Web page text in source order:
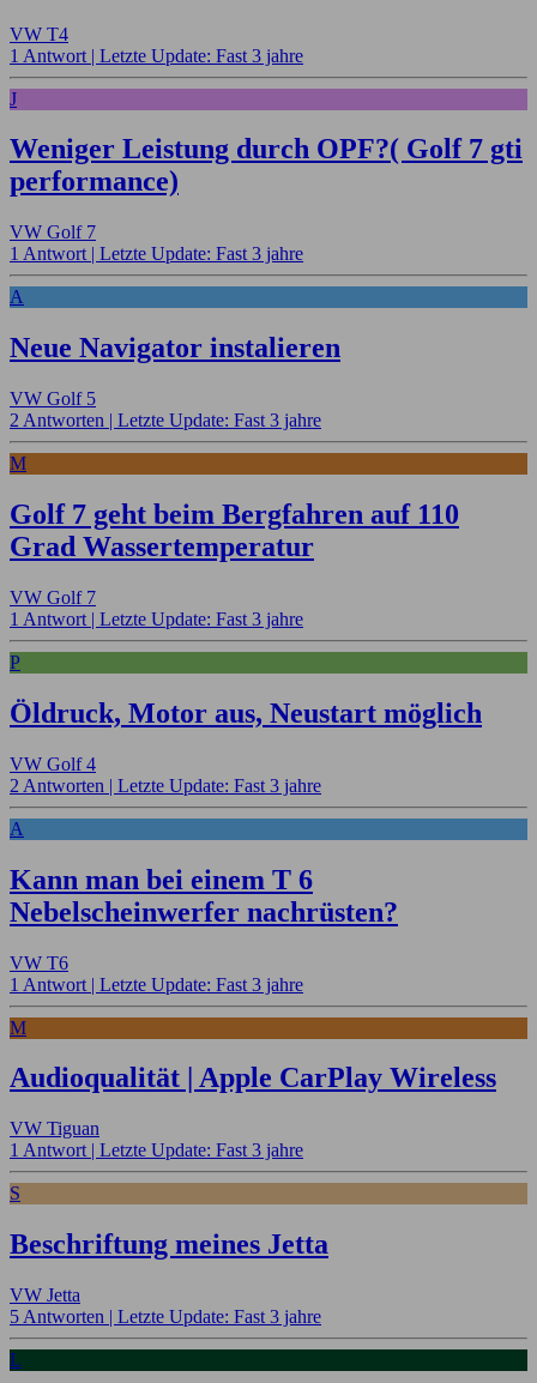
VW T4
1 Antwort | Letzte Update: Fast 3 jahre
J
Weniger Leistung durch OPF?( Golf 7 gti
performance)
VW Golf 7
1 Antwort | Letzte Update: Fast 3 jahre
A
Neue Navigator instalieren
VW Golf 5
2 Antworten | Letzte Update: Fast 3 jahre
M
Golf 7 geht beim Bergfahren auf 110
Grad Wassertemperatur
VW Golf 7
1 Antwort | Letzte Update: Fast 3 jahre
P
Öldruck, Motor aus, Neustart möglich
VW Golf 4
2 Antworten | Letzte Update: Fast 3 jahre
A
Kann man bei einem T 6
Nebelscheinwerfer nachrüsten?
VW T6
1 Antwort | Letzte Update: Fast 3 jahre
M
Audioqualität | Apple CarPlay Wireless
VW Tiguan
1 Antwort | Letzte Update: Fast 3 jahre
S
Beschriftung meines Jetta
VW Jetta
5 Antworten | Letzte Update: Fast 3 jahre
L